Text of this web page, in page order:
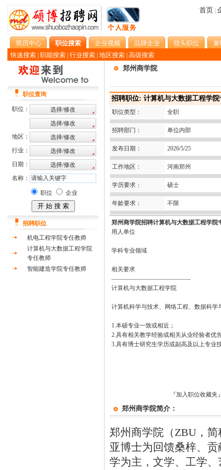
首页
简历中心 职位搜索 企业视频 品牌企业 猎头职位
兼
快速搜索 职能搜索 行业搜索 地区搜索 高级搜索
职位查询
职位：
地区：
行业：
日期：
名称：
职位 企业
招聘职位
机电工程学院专任教师
计算机与大数据工程学院
专任教师
智能建造学院专任教师
郑州商学院
招聘职位: 计算机与大数据工程学
职位类型： 全职
招聘部门： 单位内部
发布日期： 2026/5/25
工作地区： 河南郑州
学历要求： 硕士
年龄要求： 不限
郑州商学院招聘计算机与大数据工程学院
用人单位
学科专业领域
相关要求
—————————————-
计算机与大数据工程学院
计算机科学与技术、网络工程、数据科学
1.本硕专业一致或相近；
2.具有相关教学经验或相关从业经验者优
3.具有博士研究生学历或副高及以上专业
『加入职位收藏夹
郑州商学院简介：
郑州商学院（ZBU，
亚博士为回馈桑梓、
学为主，文学、工学